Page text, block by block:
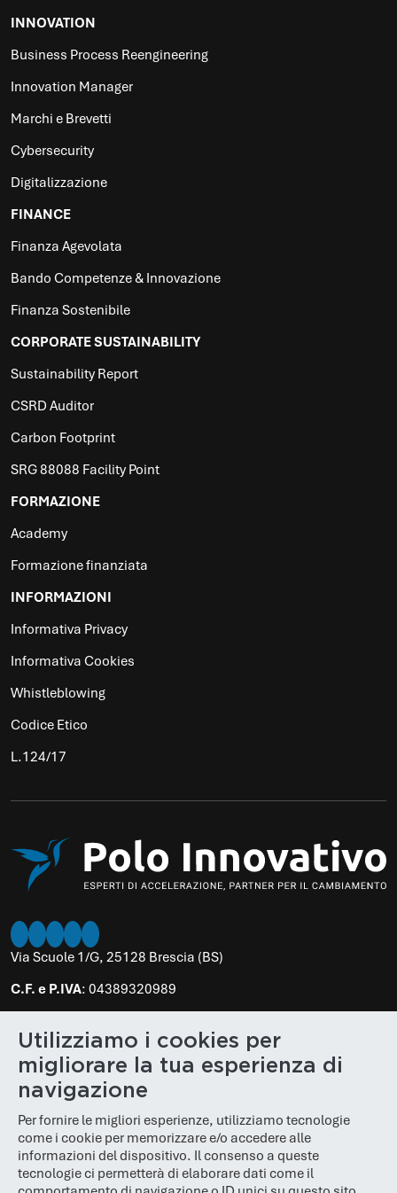
INNOVATION
Business Process Reengineering
Innovation Manager
Marchi e Brevetti
Cybersecurity
Digitalizzazione
FINANCE
Finanza Agevolata
Bando Competenze & Innovazione
Finanza Sostenibile
CORPORATE SUSTAINABILITY
Sustainability Report
CSRD Auditor
Carbon Footprint
SRG 88088 Facility Point
FORMAZIONE
Academy
Formazione finanziata
INFORMAZIONI
Informativa Privacy
Informativa Cookies
Whistleblowing
Codice Etico
L.124/17
Via Scuole 1/G, 25128 Brescia (BS)
C.F. e P.IVA: 04389320989
N. REA : BS 610848
Cap. Soc.: € 100.000,00
Utilizziamo i cookies per
migliorare la tua esperienza di
navigazione
Per fornire le migliori esperienze, utilizziamo tecnologie
come i cookie per memorizzare e/o accedere alle
informazioni del dispositivo. Il consenso a queste
tecnologie ci permetterà di elaborare dati come il